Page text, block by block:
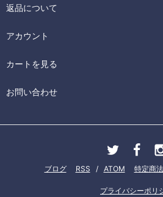
返品について
アカウント
カートを見る
お問い合わせ
ブログ RSS / ATOM 特定商
プライバシーポリ